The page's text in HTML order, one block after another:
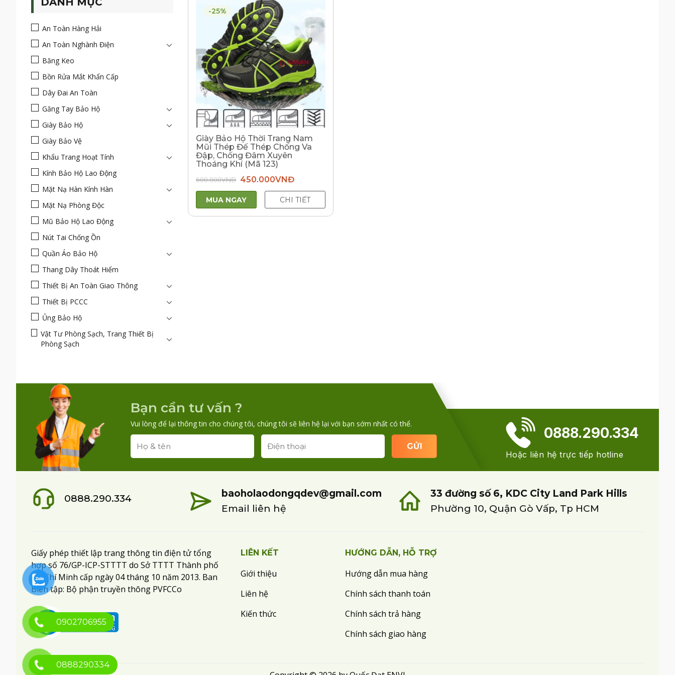
An Toàn Hàng Hải
An Toàn Nghành Điện
Băng Keo
Bồn Rửa Mắt Khẩn Cấp
Dây Đai An Toàn
Găng Tay Bảo Hộ
Giày Bảo Hộ
Giày Bảo Vệ
Khẩu Trang Hoạt Tính
Kính Bảo Hộ Lao Động
Mặt Nạ Hàn Kính Hàn
Mặt Nạ Phòng Độc
Mũ Bảo Hộ Lao Động
Nút Tai Chống Ồn
Quần Áo Bảo Hộ
Thang Dây Thoát Hiểm
Thiết Bị An Toàn Giao Thông
Thiết Bị PCCC
Ủng Bảo Hộ
Vật Tư Phòng Sạch, Trang Thiết Bị
Phòng Sạch
-25%
Giày Bảo Hộ Thời Trang Nam
Mũi Thép Đế Thép Chống Va
Đập, Chống Đâm Xuyên
Thoáng Khí (Mã 123)
600.000VNĐ Giá
gốc
là:
600.000VNĐ.
450.000VNĐGiá
tại
là:
450.000VNĐ.
MUA NGAY CHI TIẾT
Bạn cần tư vấn ?
Vui lòng để lại thông tin cho chúng tôi, chúng tôi sẽ liên hệ lại với bạn sớm nhất có thể.
0888.290.334
Hoặc liên hệ trực tiếp hotline
0888.290.334
baoholaodongqdev@gmail.com
Email liên hệ
33 đường số 6, KDC City Land Park Hills
Phường 10, Quận Gò Vấp, Tp HCM
Giấy phép thiết lập trang thông tin điện tử tổng
hợp số 76/GP-ICP-STTTT do Sở TTTT Thành phố
Hồ Chí Minh cấp ngày 04 tháng 10 năm 2013. Ban
Biên tập: Bộ phận truyền thông PVFCCo
LIÊN KẾT
Giới thiệu
Liên hệ
Kiến thức
HƯỚNG DẪN, HỖ TRỢ
Hướng dẫn mua hàng
Chính sách thanh toán
Chính sách trả hàng
Chính sách giao hàng
0902706955
0888290334